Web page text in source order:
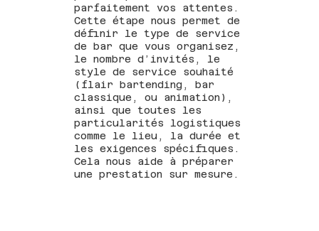
parfaitement vos attentes.
Cette étape nous permet de
définir le type de service
de bar que vous organisez,
le nombre d’invités, le
style de service souhaité
(flair bartending, bar
classique, ou animation),
ainsi que toutes les
particularités logistiques
comme le lieu, la durée et
les exigences spécifiques.
Cela nous aide à préparer
une prestation sur mesure.